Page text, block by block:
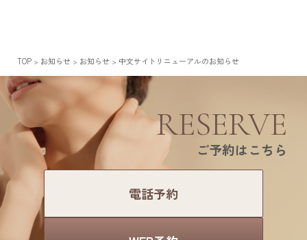
TOP > お知らせ > お知らせ > 中文サイトリニューアルのお知らせ
RESERVE
ご予約はこちら
電話予約